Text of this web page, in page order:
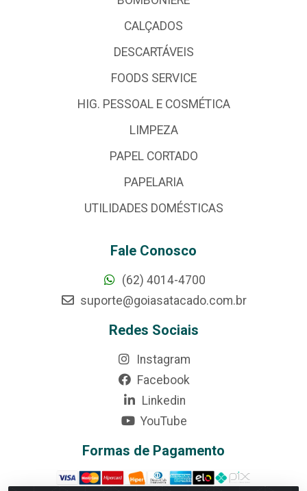
CALÇADOS
DESCARTÁVEIS
FOODS SERVICE
HIG. PESSOAL E COSMÉTICA
LIMPEZA
PAPEL CORTADO
PAPELARIA
UTILIDADES DOMÉSTICAS
Fale Conosco
(62) 4014-4700
suporte@goiasatacado.com.br
Redes Sociais
Instagram
Facebook
Linkedin
YouTube
Formas de Pagamento